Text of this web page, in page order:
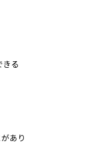
る
あり